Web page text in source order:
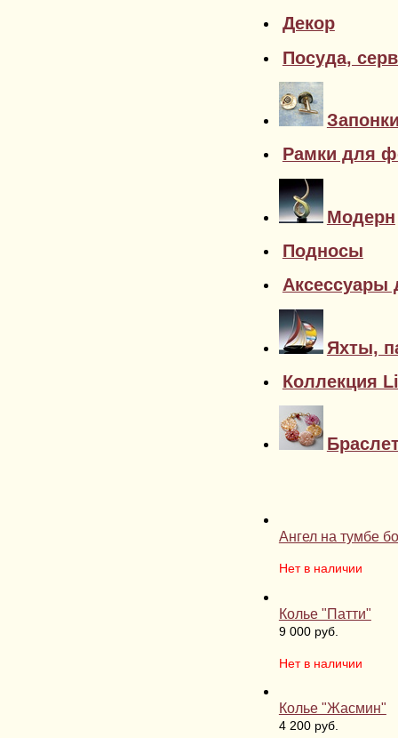
Декор
Посуда,
Рамки для
Модерн
Подносы
Аксессуары
Яхты,
Коллекция
Ангел на тумбе
Нет в наличии
Колье "Патти"
9 000 руб.
Нет в наличии
Колье "Жасмин"
4 200 руб.